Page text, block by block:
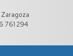
761 294